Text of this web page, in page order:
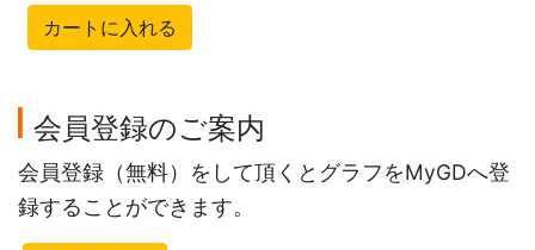
カートに入れる
会員登録のご案内
会員登録（無料）をして頂くとグラフをMyGDへ登
録することができます。